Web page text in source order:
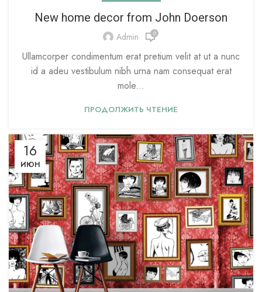
New home decor from John Doerson
Admin 0
Ullamcorper condimentum erat pretium velit at ut a nunc
id a adeu vestibulum nibh urna nam consequat erat
mole...
ПРОДОЛЖИТЬ ЧТЕНИЕ
16
ИЮН